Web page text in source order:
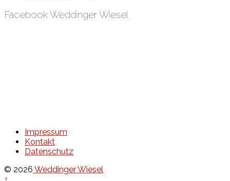
Facebook Weddinger Wiesel
Impressum
Kontakt
Datenschutz
© 2026 Weddinger Wiesel